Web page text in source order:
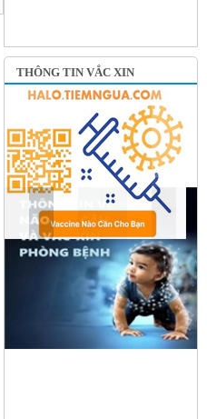
THÔNG TIN VẮC XIN